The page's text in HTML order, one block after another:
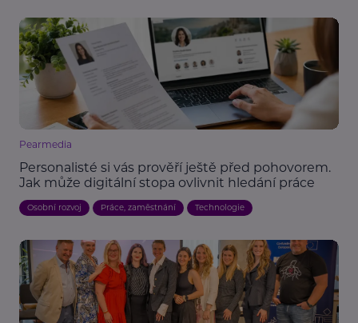
Pearmedia
Personalisté si vás prověří ještě před pohovorem.
Jak může digitální stopa ovlivnit hledání práce
Osobní rozvoj Práce, zaměstnání Technologie